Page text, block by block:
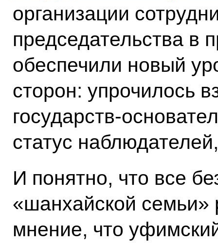
организации
председательства в
обеспечили новый
сторон: упрочилось
государств-
статус
И понятно, что все
«шанхайской семьи»
мнение, что